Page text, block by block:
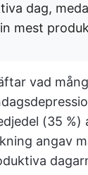
dag,
mest
vad
(35 %)
angav